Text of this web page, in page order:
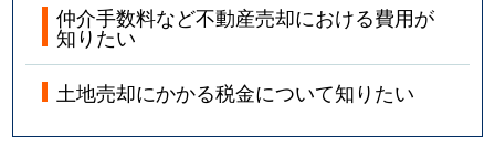
仲介手数料など不動産売却における費用が
知りたい
土地売却にかかる税金について知りたい